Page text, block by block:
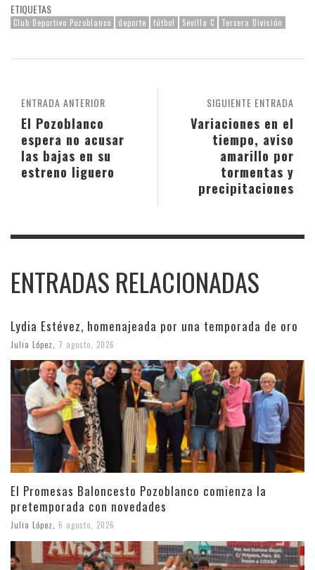
ETIQUETAS
Club Deportivo Pozoblanco deporte fútbol Sevilla C Tercera División
SIGUIENTE ENTRADA
Variaciones en el
tiempo, aviso
amarillo por
tormentas y
precipitaciones
ENTRADA ANTERIOR
El Pozoblanco
espera no acusar
las bajas en su
estreno liguero
ENTRADAS RELACIONADAS
Lydia Estévez, homenajeada por una temporada de oro
Julia López 7 agosto, 2026
El Promesas Baloncesto Pozoblanco comienza la
pretemporada con novedades
Julia López 6 agosto, 2026